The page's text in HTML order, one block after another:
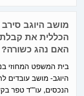
מושב היוגב
הכללית את
האם נהג כשורה?
היוגב- מושב עובדים
הנכסים, עו""ד טפר